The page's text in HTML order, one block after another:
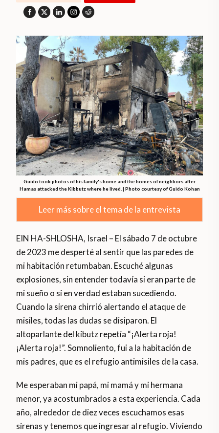
Guido took photos of his family's home and the homes of neighbors after
Hamas attacked the Kibbutz where he lived. | Photo courtesy of Guido Kohan
Leer más sobre el tema de la entrevista
EIN HA-SHLOSHA, Israel – El sábado 7 de octubre
de 2023 me desperté al sentir que las paredes de
mi habitación retumbaban. Escuché algunas
explosiones, sin entender todavía si eran parte de
mi sueño o si en verdad estaban sucediendo.
Cuando la sirena chirrió alertando el ataque de
misiles, todas las dudas se disiparon. El
altoparlante del kibutz repetía “¡Alerta roja!
¡Alerta roja!”. Somnoliento, fui a la habitación de
mis padres, que es el refugio antimisiles de la casa.
Me esperaban mi papá, mi mamá y mi hermana
menor, ya acostumbrados a esta experiencia. Cada
año, alrededor de diez veces escuchamos esas
sirenas y tenemos que ingresar al refugio. Viviendo